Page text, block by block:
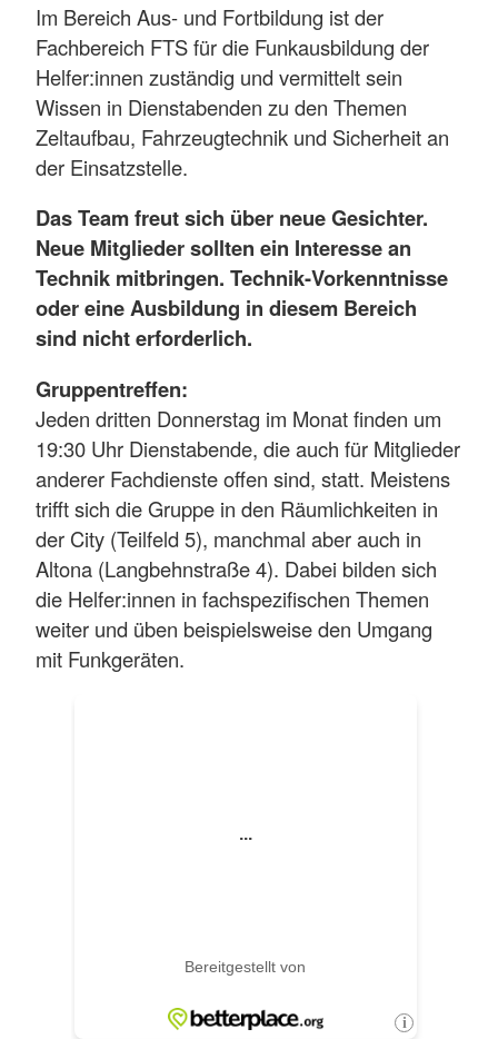
Im Bereich Aus- und Fortbildung ist der
Fachbereich FTS für die Funkausbildung der
Helfer:innen zuständig und vermittelt sein
Wissen in Dienstabenden zu den Themen
Zeltaufbau, Fahrzeugtechnik und Sicherheit an
der Einsatzstelle.
Das Team freut sich über neue Gesichter.
Neue Mitglieder sollten ein Interesse an
Technik mitbringen. Technik-Vorkenntnisse
oder eine Ausbildung in diesem Bereich
sind nicht erforderlich.
Gruppentreffen:
Jeden dritten Donnerstag im Monat finden um
19:30 Uhr Dienstabende, die auch für Mitglieder
anderer Fachdienste offen sind, statt. Meistens
trifft sich die Gruppe in den Räumlichkeiten in
der City (Teilfeld 5), manchmal aber auch in
Altona (Langbehnstraße 4). Dabei bilden sich
die Helfer:innen in fachspezifischen Themen
weiter und üben beispielsweise den Umgang
mit Funkgeräten.